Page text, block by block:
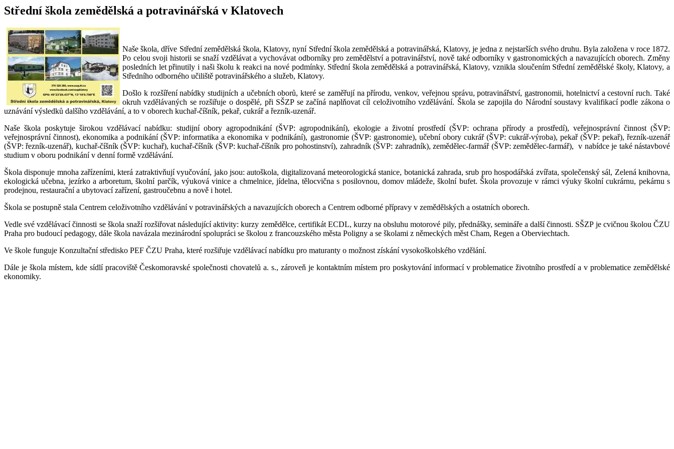
Střední škola zemědělská a potravinářská v Klatovech
Naše škola, dříve Střední zemědělská škola, Klatovy, nyní Střední škola zemědělská a potravinářská, Klatovy, je jedna z nejstarších svého druhu. Byla založena v roce 1872.
Po celou svoji historii se snaží vzdělávat a vychovávat odborníky pro zemědělství a potravinářství, nově také odborníky v gastronomických a navazujících oborech. Změny
posledních let přinutily i naši školu k reakci na nové podmínky. Střední škola zemědělská a potravinářská, Klatovy, vznikla sloučením Střední zemědělské školy, Klatovy, a
Středního odborného učiliště potravinářského a služeb, Klatovy.
Došlo k rozšíření nabídky studijních a učebních oborů, které se zaměřují na přírodu, venkov, veřejnou správu, potravinářství, gastronomii, hotelnictví a cestovní ruch. Také
okruh vzdělávaných se rozšiřuje o dospělé, při SŠZP se začíná naplňovat cíl celoživotního vzdělávání. Škola se zapojila do Národní soustavy kvalifikací podle zákona o
uznávání výsledků dalšího vzdělávání, a to v oborech kuchař-číšník, pekař, cukrář a řezník-uzenář.
Naše škola poskytuje širokou vzdělávací nabídku: studijní obory agropodnikání (ŠVP: agropodnikání), ekologie a životní prostředí (ŠVP: ochrana přírody a prostředí), veřejnosprávní činnost (ŠVP:
veřejnosprávní činnost), ekonomika a podnikání (ŠVP: informatika a ekonomika v podnikání), gastronomie (ŠVP: gastronomie), učební obory cukrář (ŠVP: cukrář-výroba), pekař (ŠVP: pekař), řezník-uzenář
(ŠVP: řezník-uzenář), kuchař-číšník (ŠVP: kuchař), kuchař-číšník (ŠVP: kuchař-číšník pro pohostinství), zahradník (ŠVP: zahradník), zemědělec-farmář (ŠVP: zemědělec-farmář), v nabídce je také nástavbové
studium v oboru podnikání v denní formě vzdělávání.
Škola disponuje mnoha zařízeními, která zatraktivňují vyučování, jako jsou: autoškola, digitalizovaná meteorologická stanice, botanická zahrada, srub pro hospodářská zvířata, společenský sál, Zelená knihovna,
ekologická učebna, jezírko a arboretum, školní parčík, výuková vinice a chmelnice, jídelna, tělocvična s posilovnou, domov mládeže, školní bufet. Škola provozuje v rámci výuky školní cukrárnu, pekárnu s
prodejnou, restaurační a ubytovací zařízení, gastroučebnu a nově i hotel.
Škola se postupně stala Centrem celoživotního vzdělávání v potravinářských a navazujících oborech a Centrem odborné přípravy v zemědělských a ostatních oborech.
Vedle své vzdělávací činnosti se škola snaží rozšiřovat následující aktivity: kurzy zemědělce, certifikát ECDL, kurzy na obsluhu motorové pily, přednášky, semináře a další činnosti. SŠZP je cvičnou školou ČZU
Praha pro budoucí pedagogy, dále škola navázala mezinárodní spolupráci se školou z francouzského města Poligny a se školami z německých měst Cham, Regen a Oberviechtach.
Ve škole funguje Konzultační středisko PEF ČZU Praha, které rozšiřuje vzdělávací nabídku pro maturanty o možnost získání vysokoškolského vzdělání.
Dále je škola místem, kde sídlí pracoviště Českomoravské společnosti chovatelů a. s., zároveň je kontaktním místem pro poskytování informací v problematice životního prostředí a v problematice zemědělské
ekonomiky.